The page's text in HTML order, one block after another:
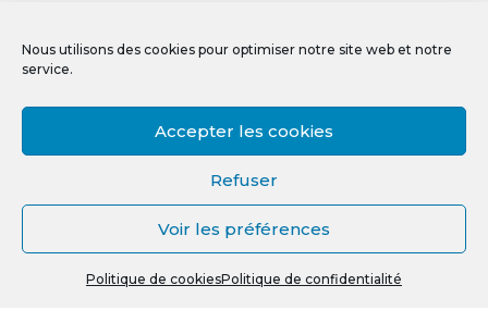
Nous utilisons des cookies pour optimiser notre site web et notre
service.
Accepter les cookies
Refuser
Voir les préférences
Politique de cookiesPolitique de confidentialité
de 8:30 à 12:00
Mentions légales
Politique de cookies (UE)
Crédit photos, vidéos et illustrations
Recherche
0